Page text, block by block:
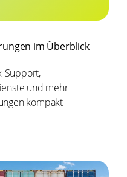
im Überblick
Support,
und mehr
kompakt